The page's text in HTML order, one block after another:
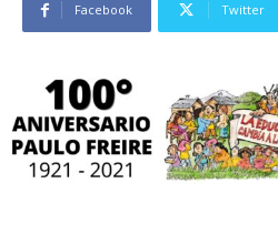
Facebook Twitter